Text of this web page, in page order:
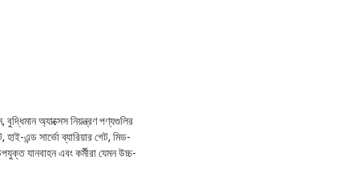
অ্যাক্সেস নিয়ন্ত্রণ পণ্যগুলির
এন্ড সার্ভো ব্যারিয়ার গেট, মিড-
যানবাহন এবং কর্মীরা যেমন উচ্চ-